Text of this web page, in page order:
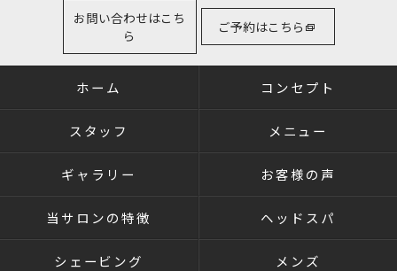
お問い合わせはこち
ら
ご予約はこちら
ホーム コンセプト
スタッフ メニュー
ギャラリー お客様の声
当サロンの特徴 ヘッドスパ
シェービング メンズ